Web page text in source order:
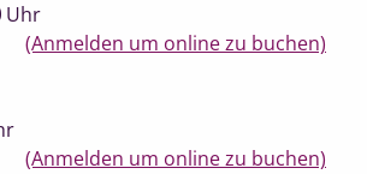
Uhr
(Anmelden um online zu buchen)
(Anmelden um online zu buchen)